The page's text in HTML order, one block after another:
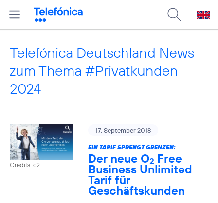
Telefónica Deutschland News
zum Thema #Privatkunden
2024
Credits: o2
17. September 2018
EIN TARIF SPRENGT GRENZEN:
Der neue O2 Free
Business Unlimited
Tarif für
Geschäftskunden